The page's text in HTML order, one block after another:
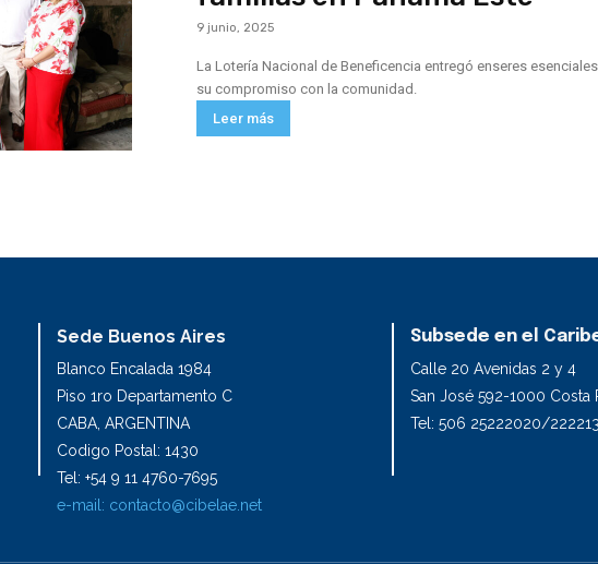
9 junio, 2025
La Lotería Nacional de Beneficencia entregó enseres
su compromiso con la comunidad.
Leer más
Sede Buenos Aires
Blanco Encalada 1984
Piso 1ro Departamento C
CABA, ARGENTINA
Codigo Postal: 1430
Tel: +54 9 11 4760-7695
e-mail: contacto@cibelae.net
Subsede en el
Calle 20 Avenidas 2 y 4
San José 592-1000 Costa
Tel: 506 25222020/